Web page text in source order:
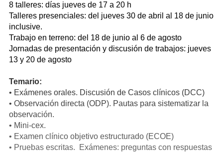
8 talleres: días jueves de 17 a 20 h
Talleres presenciales: del jueves 30 de abril al 18 de junio
inclusive.
Trabajo en terreno: del 18 de junio al 6 de agosto
Jornadas de presentación y discusión de trabajos: jueves
13 y 20 de agosto
Temario:
• Exámenes orales. Discusión de Casos clínicos (DCC)
• Observación directa (ODP). Pautas para sistematizar la
observación.
• Mini-cex.
• Examen clínico objetivo estructurado (ECOE)
• Pruebas escritas. Exámenes: preguntas con respuestas